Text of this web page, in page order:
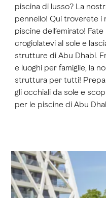
piscina di lusso? La
pennello! Qui troverete i
piscine dell’emirato!
crogiolatevi al sole e
strutture di Abu Dhabi.
e luoghi per famiglie, la
struttura per tutti!
gli occhiali da sole e
per le piscine di Abu